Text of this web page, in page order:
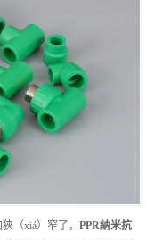
（xiá）窄了， PPR納米抗